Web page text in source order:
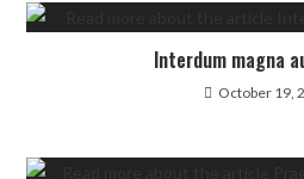
Interdum magna
October 19,